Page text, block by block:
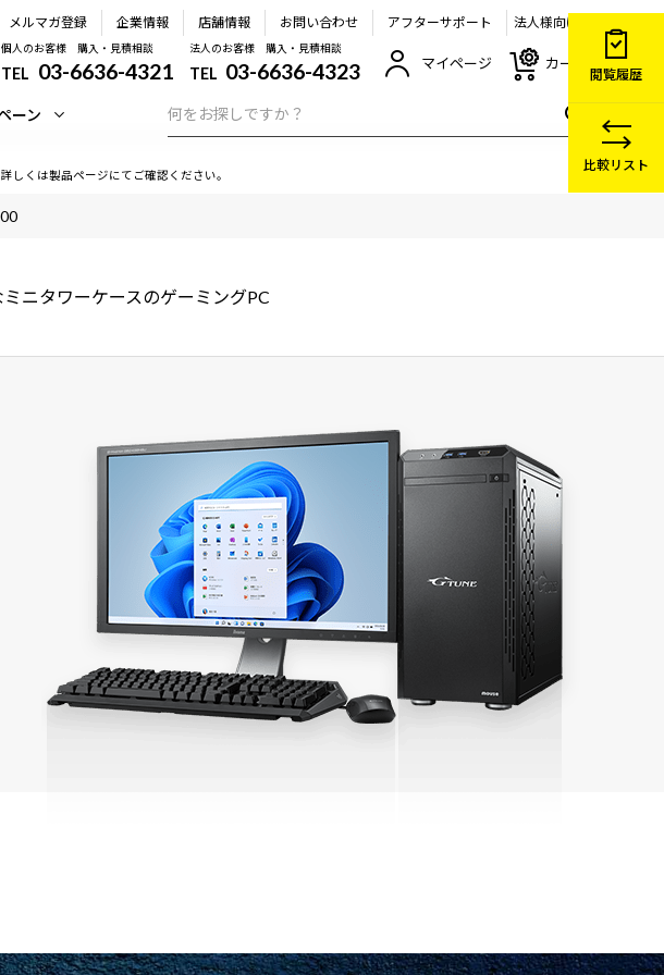
メルマガ登録 企業情報 店舗情報 お問い合わせ アフターサポート 法人様向け
個人のお客様 購入・見積相談
TEL 03-6636-4321
法人のお客様 購入・見積相談
TEL 03-6636-4323 マイページ カート
ーン
しくは製品ページにてご確認ください。
ニタワーケースのゲーミングPC
閲覧履歴
比較リスト